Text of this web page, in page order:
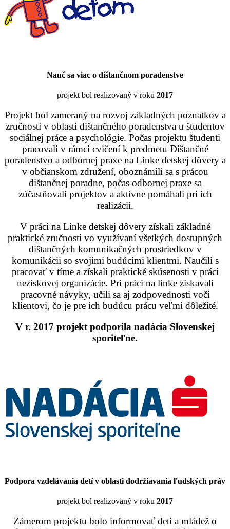
Nauč sa viac o dištančnom poradenstve
projekt bol realizovaný v roku 2017
Projekt bol zameraný na rozvoj základných poznatkov a
zručností v oblasti dištančného poradenstva u študentov
sociálnej práce a psychológie. Počas projektu študenti
pracovali v rámci cvičení k predmetu Dištančné
poradenstvo a odbornej praxe na Linke detskej dôvery a
v občianskom združení, oboznámili sa s prácou
dištančnej poradne, počas odbornej praxe sa
zúčastňovali projektov a aktívne pomáhali pri ich
realizácii.
V práci na Linke detskej dôvery získali základné
praktické zručnosti vo využívaní všetkých dostupných
dištančných komunikačných prostriedkov v
komunikácii so svojimi budúcimi klientmi. Naučili s
pracovať v tíme a získali praktické skúsenosti v práci
neziskovej organizácie. Pri práci na linke získavali
pracovné návyky, učili sa aj zodpovednosti voči
klientovi, čo je pre ich budúcu prácu veľmi dôležité.
V r. 2017 projekt podporila nadácia Slovenskej
sporiteľne.
Podpora vzdelávania detí v oblasti dodržiavania ľudských práv
projekt bol realizovaný v roku 2017
Zámerom projektu bolo informovať deti a mládež o